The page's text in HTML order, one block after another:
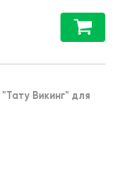
"Тату Викинг" для